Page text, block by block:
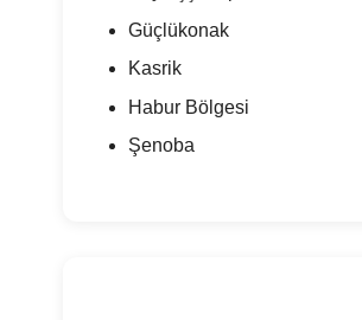
Güçlükonak
Kasrik
Habur Bölgesi
Şenoba